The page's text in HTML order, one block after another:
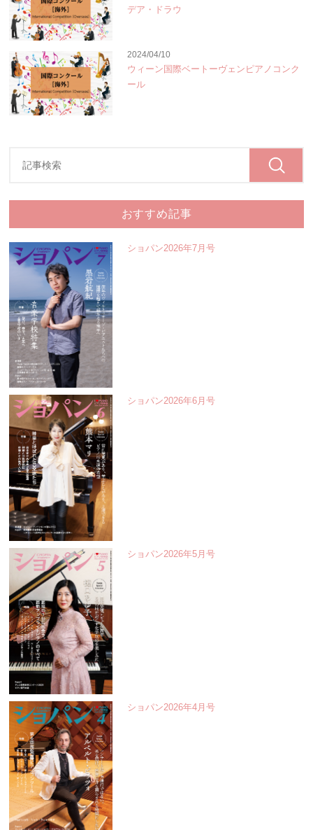
デア・ドラウ
2024/04/10
ウィーン国際ベートーヴェンピアノコンク
ール
おすすめ記事
ショパン2026年7月号
ショパン2026年6月号
ショパン2026年5月号
ショパン2026年4月号